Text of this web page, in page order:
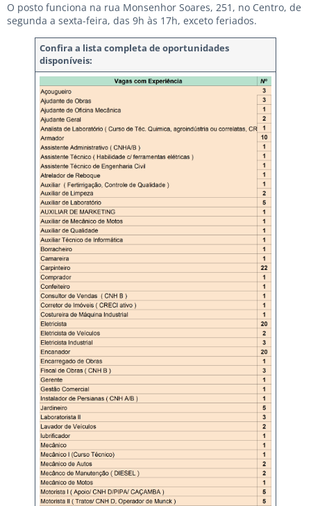
O posto funciona na rua Monsenhor Soares, 251, no Centro, de
segunda a sexta-feira, das 9h às 17h, exceto feriados.
Confira a lista completa de oportunidades
disponíveis: